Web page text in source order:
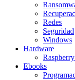
Redes
Seguridad
Windows
Hardware
Ebooks